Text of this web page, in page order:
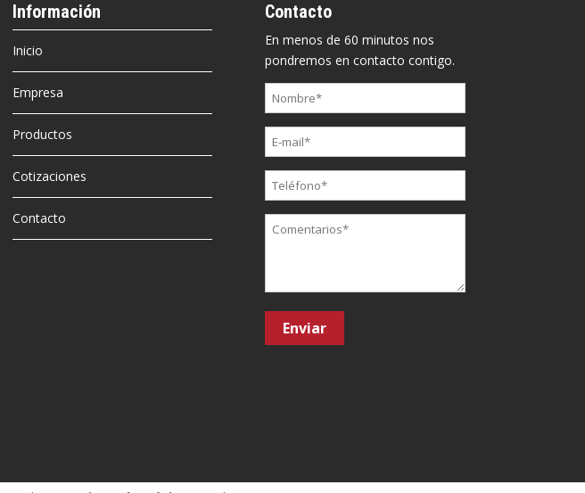
Información
Inicio
Empresa
Productos
Cotizaciones
Contacto
Contacto
En menos de 60 minutos nos
pondremos en contacto contigo.